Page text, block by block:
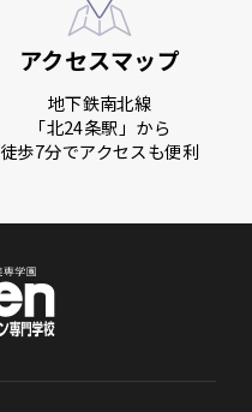
アクセスマップ
地下鉄南北線
「北24条駅」から
徒歩7分でアクセスも便利